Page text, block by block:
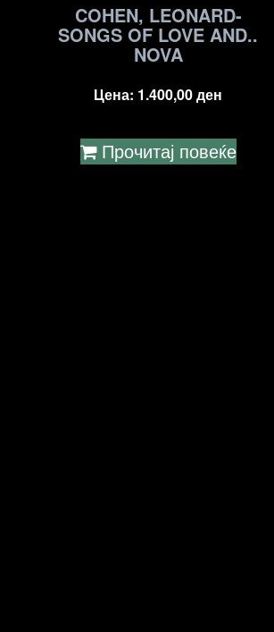
COHEN, LEONARD-
SONGS OF LOVE AND..
NOVA
Цена: 1.400,00ден
Прочитај повеќе